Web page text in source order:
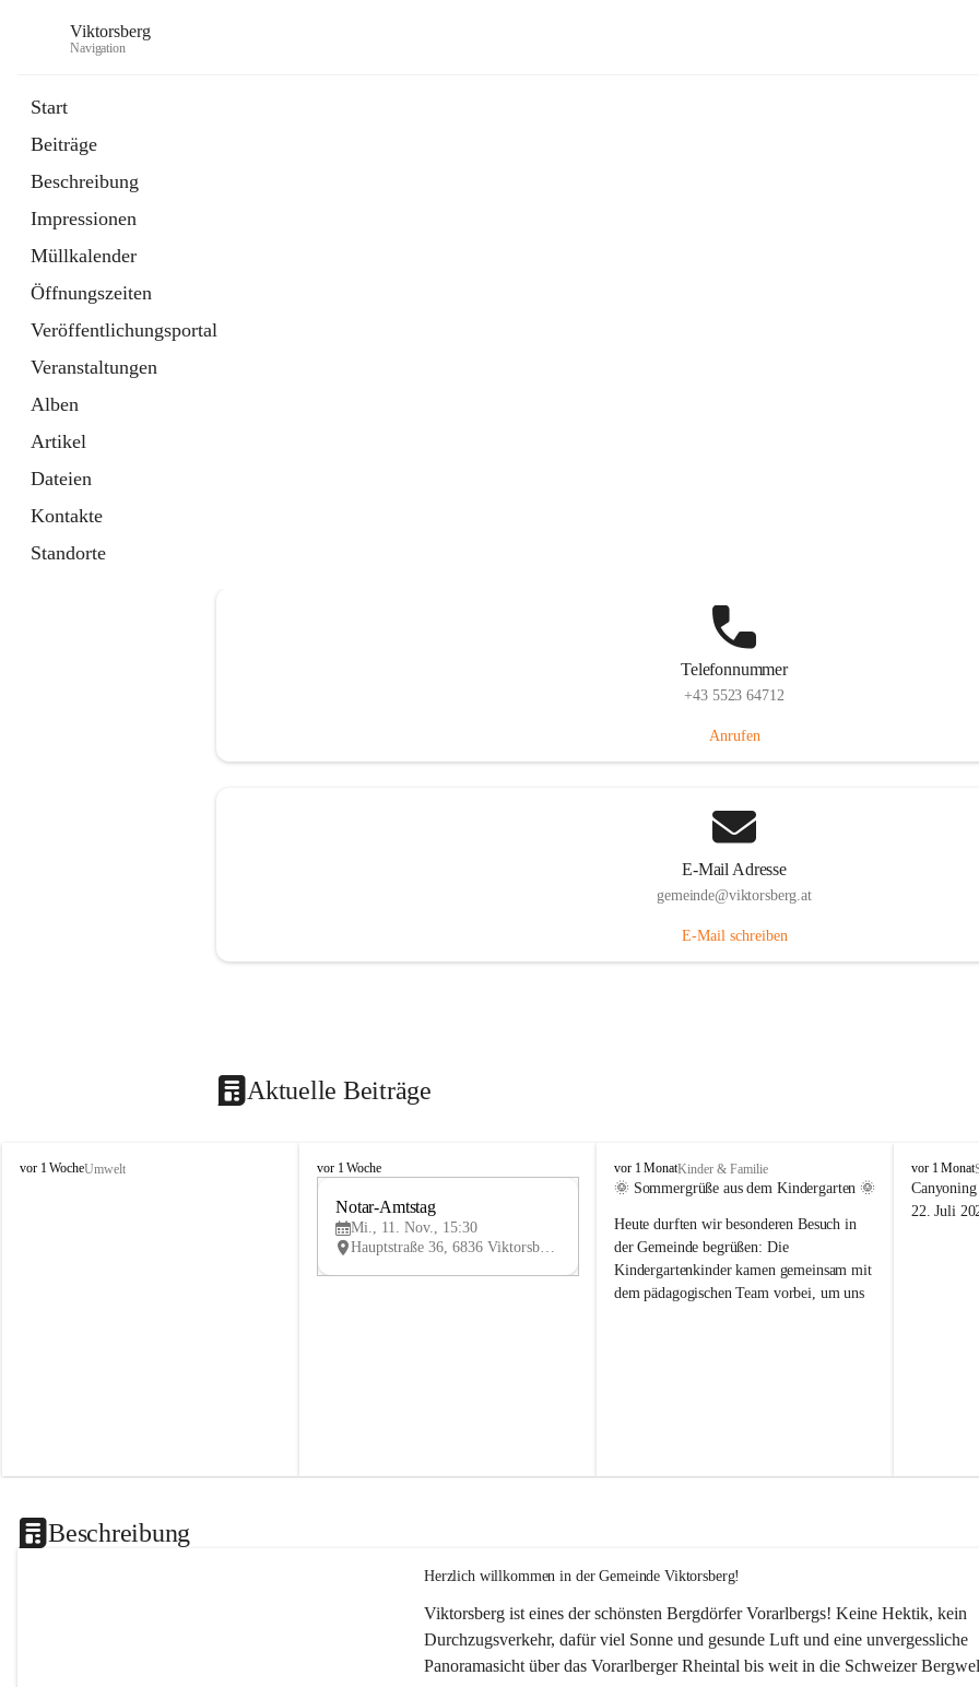
Viktorsberg
Navigation
Start
Beiträge
Beschreibung
Impressionen
Müllkalender
Öffnungszeiten
Veröffentlichungsportal
Veranstaltungen
Alben
Artikel
Dateien
Kontakte
Standorte
Telefonnummer
+43 5523 64712
Anrufen
E-Mail Adresse
gemeinde@viktorsberg.at
E-Mail schreiben
Aktuelle Beiträge
V
vor 1 WocheUmwelt
V
vor 1 Woche
V
Notar-Amtstag
Mi., 11. Nov., 15:30
Hauptstraße 36, 6836 Viktorsberg, AUT
V
i
t
o
r
s
vor 1 MonatKinder & Familie
🌞 Sommergrüße aus dem Kindergarten 🌞
Heute durften wir besonderen Besuch in
der Gemeinde begrüßen: Die
Kindergartenkinder kamen gemeinsam mit
dem pädagogischen Team vorbei, um uns
V
i
k
vor 1 Monat
22. Juli
Beschreibung
Herzlich willkommen in der Gemeinde Viktorsberg!
Viktorsberg ist eines der schönsten Bergdörfer Vorarlbergs! Keine Hektik, kein
Durchzugsverkehr, dafür viel Sonne und gesunde Luft und eine unvergessliche
Panoramasicht über das Vorarlberger Rheintal bis weit in die Schweizer